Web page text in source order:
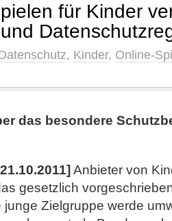
für Kinder
, Kinder, Online-
das besondere
Anbieter von
gesetzlich
Zielgruppe werde